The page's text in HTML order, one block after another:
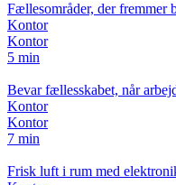
Fællesområder, der fremmer
Kontor
Kontor
5 min
Bevar fællesskabet, når
Kontor
Kontor
7 min
Frisk luft i rum med